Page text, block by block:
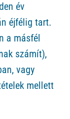
év
éjfélig tart.
a másfél
számít),
vagy
mellett